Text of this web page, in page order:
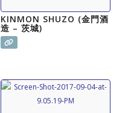
KINMON SHUZO (金門酒
造 – 茨城)